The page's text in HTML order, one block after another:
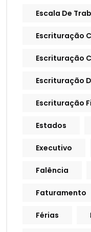
Escala De
Escrituração
Escrituração
Escrituração
Escrituração
Estados
Executivo
Falência
Faturamento
Férias